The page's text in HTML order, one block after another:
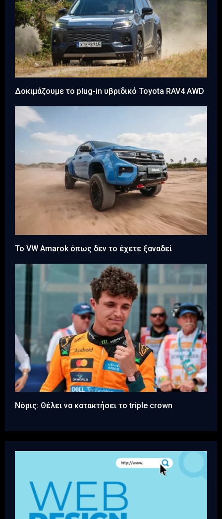
Δοκιμάζουμε το plug-in υβριδικό Toyota RAV4 AWD
Το VW Amarok όπως δεν το έχετε ξαναδεί
Νόρις: Θέλει να κατακτήσει το triple crown